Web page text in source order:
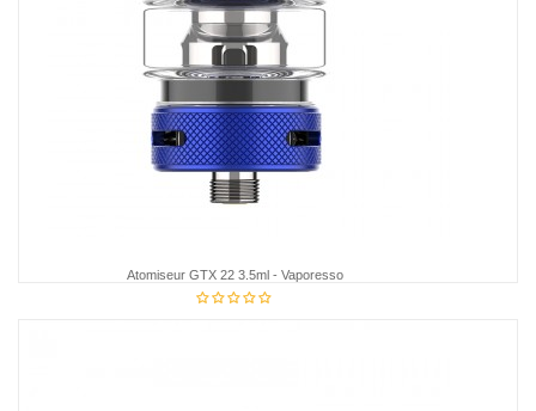
Atomiseur GTX 22 3.5ml - Vaporesso